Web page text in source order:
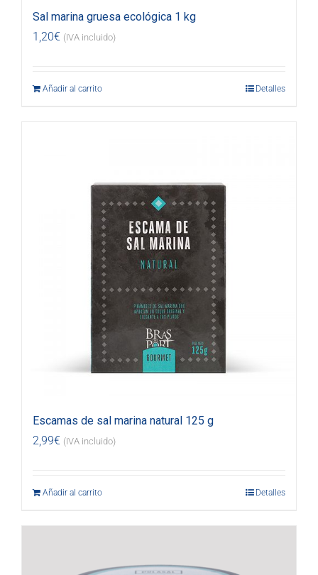
Sal marina gruesa ecológica 1 kg
1,20€ (IVA incluido)
Añadir al carrito Detalles
Escamas de sal marina natural 125 g
2,99€ (IVA incluido)
Añadir al carrito Detalles